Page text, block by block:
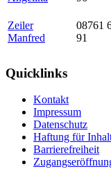
Zeiler
Manfred
08761
91
Quicklinks
Kontakt
Impressum
Datenschutz
Haftung für
Barrierefreiheit